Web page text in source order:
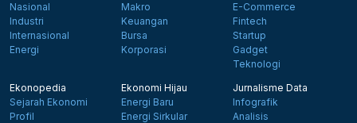
Nasional
Industri
Internasional
Energi
Makro
Keuangan
Bursa
Korporasi
E-Commerce
Fintech
Startup
Gadget
Teknologi
Ekonopedia
Sejarah Ekonomi
Profil
Ekonomi Hijau
Energi Baru
Energi Sirkular
Jurnalisme Data
Infografik
Analisis